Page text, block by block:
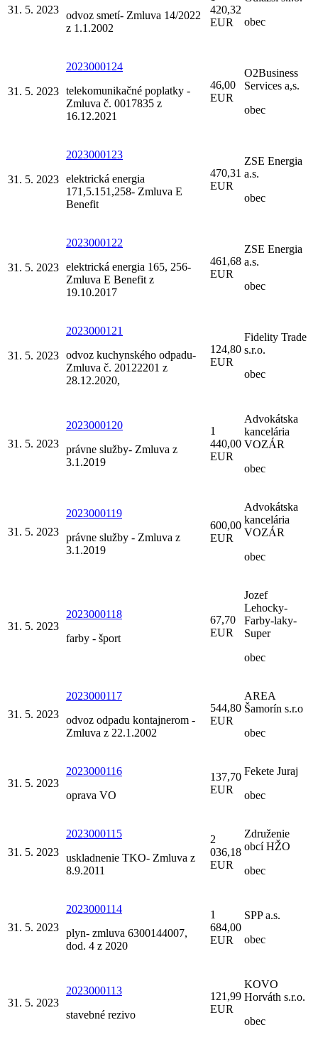
31. 5. 2023 odvoz smetí- Zmluva 14/2022
z 1.1.2002
420,32
EUR
obec
31. 5. 2023
2023000124
telekomunikačné poplatky -
Zmluva č. 0017835 z
16.12.2021
46,00
EUR
O2Business
Services a,s.
obec
31. 5. 2023
2023000123
elektrická energia
171,5.151,258- Zmluva E
Benefit
470,31
EUR
ZSE Energia
a.s.
obec
31. 5. 2023
2023000122
elektrická energia 165, 256-
Zmluva E Benefit z
19.10.2017
461,68
EUR
ZSE Energia
a.s.
obec
31. 5. 2023
2023000121
odvoz kuchynského odpadu-
Zmluva č. 20122201 z
28.12.2020,
124,80
EUR
Fidelity Trade
s.r.o.
obec
31. 5. 2023
2023000120
právne služby- Zmluva z
3.1.2019
1
440,00
EUR
Advokátska
kancelária
VOZÁR
obec
31. 5. 2023
2023000119
právne služby - Zmluva z
3.1.2019
600,00
EUR
Advokátska
kancelária
VOZÁR
obec
31. 5. 2023
2023000118
farby - šport
67,70
EUR
Jozef
Lehocky-
Farby-laky-
Super
obec
31. 5. 2023
2023000117
odvoz odpadu kontajnerom -
Zmluva z 22.1.2002
544,80
EUR
AREA
Šamorín s.r.o
obec
31. 5. 2023
2023000116
oprava VO
137,70
EUR
Fekete Juraj
obec
31. 5. 2023
2023000115
uskladnenie TKO- Zmluva z
8.9.2011
2
036,18
EUR
Združenie
obcí HŽO
obec
31. 5. 2023
2023000114
plyn- zmluva 6300144007,
dod. 4 z 2020
1
684,00
EUR
SPP a.s.
obec
31. 5. 2023
2023000113
stavebné rezivo
121,99
EUR
KOVO
Horváth s.r.o.
obec